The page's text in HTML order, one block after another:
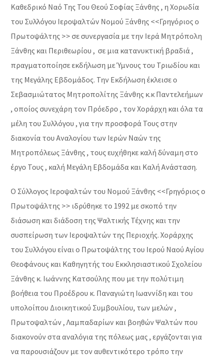
Καθεδρικό Ναό Της Του Θεού Σοφίας Ξάνθης , η Χορωδία
του Συλλόγου Ιεροψαλτών Νομού Ξάνθης <<Γρηγόριος ο
Πρωτοψάλτης >> σε συνεργασία με την Ιερά Μητρόπολη
Ξάνθης και Περιθεωρίου , σε μια κατανυκτική βραδιά ,
πραγματοποίησε εκδήλωση με Ύμνους του Τριωδίου και
της Μεγάλης Εβδομάδος. Την Εκδήλωση έκλεισε ο
Σεβασμιώτατος Μητροπολίτης Ξάνθης κ.κ Παντελεήμων
, οποίος συνεχάρη τον Πρόεδρο , τον Χοράρχη και όλα τα
μέλη του Συλλόγου , για την προσφορά Τους στην
διακονία του Αναλογίου των Ιερών Ναών της
Μητροπόλεως Ξάνθης , τους ευχήθηκε καλή δύναμη στο
έργο Τους , καλή Μεγάλη Εβδομάδα και Καλή Ανάσταση.
Ο Σύλλογος Ιεροψαλτών του Νομού Ξάνθης <<Γρηγόριος ο
Πρωτοψάλτης >> ιδρύθηκε το 1992 με σκοπό την
διάσωση και διάδοση της Ψαλτικής Τέχνης και την
συσπείρωση των Ιεροψαλτών της Περιοχής. Χοράρχης
του Συλλόγου είναι ο Πρωτοψάλτης του Ιερού Ναού Αγίου
Θεοφάνους και Καθηγητής του Εκκλησιαστικού Σχολείου
Ξάνθης κ. Ιωάννης Κατσούλης που με την πολύτιμη
βοήθεια του Προέδρου κ. Παναγιώτη Ιωαννίδη και του
υπολοίπου Διοικητικού Συμβουλίου, των μελών ,
Πρωτοψαλτών , Λαμπαδαρίων και βοηθών Ψαλτών που
διακονούν στα αναλόγια της πόλεως μας , εργάζονται για
να παρουσιάζουν με τον αυθεντικότερο τρόπο την